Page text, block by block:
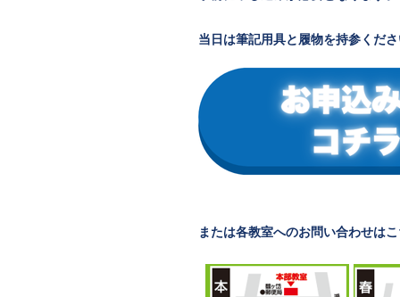
当日は筆記用具と履物を持参くだ
または各教室へのお問い合わせは